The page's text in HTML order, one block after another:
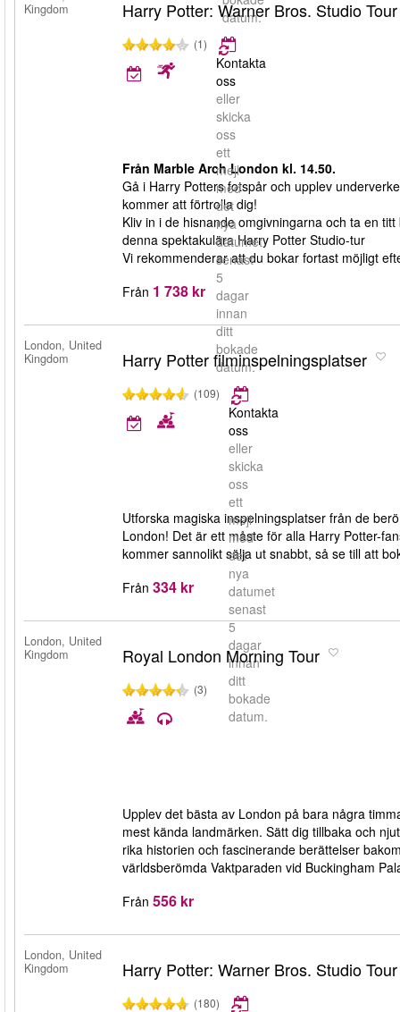
datum.
Kingdom
Harry Potter: Warner Bros. Studio
(1)
Kontakta
oss
eller
skicka
oss
ett
mejl
med
det
nya
datumet
senast
5
dagar
innan
ditt
bokade
datum.
Från Marble Arch London kl. 14.50.
Gå i Harry Potters fotspår och upplev
kommer att förtrolla dig!
Kliv in i de hisnande omgivningarna och ta en
denna spektakulära Harry Potter Studio-tur
Vi rekommenderar att du bokar fortast möjligt
Från 1 738 kr
London, United
Kingdom
Harry Potter filminspelningsplatser
(109)
Kontakta
oss
eller
skicka
oss
ett
mejl
med
det
nya
datumet
senast
5
dagar
innan
ditt
bokade
datum.
Utforska magiska inspelningsplatser från de
London! Det är ett måste för alla Harry Potter-
kommer sannolikt sälja ut snabbt, så se till att
Från 334 kr
London, United
Kingdom
Royal London Morning Tour
(3)
Upplev det bästa av London på bara några
mest kända landmärken. Sätt dig tillbaka och
rika historien och fascinerande berättelser
världsberömda Vaktparaden vid Buckingham
Från 556 kr
London, United
Kingdom
Harry Potter: Warner Bros. Studio
(180)